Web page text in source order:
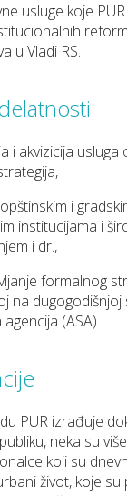
usluge koje
u Vladi RS.
i akvizicija
i
institucijama i
i dr.,
formalnog
na
(ASA).
PUR izrađuje
neka su
koji su
život, koje